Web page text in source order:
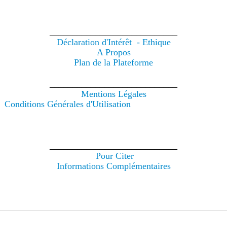
Déclaration d'Intérêt - Ethique
A Propos
Plan de la Plateforme
Mentions Légales
Conditions Générales d'Utilisation
Pour Citer
Informations Complémentaires